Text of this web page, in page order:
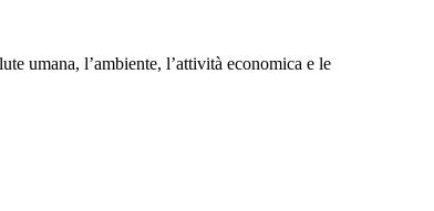
umana, l’ambiente, l’attività economica e le